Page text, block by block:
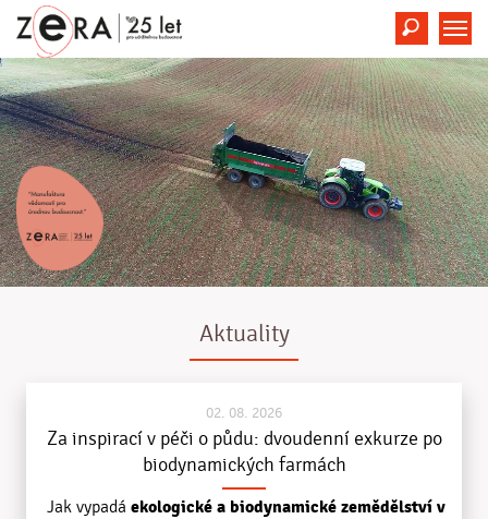
Hledat
Aktuality
02. 08. 2026
Za inspirací v péči o půdu: dvoudenní exkurze po
biodynamických farmách
Jak vypadá ekologické a biodynamické zemědělství v